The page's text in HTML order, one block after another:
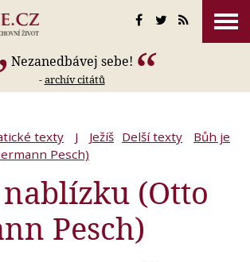
Nezanedbávej sebe!
-archív citátů
texty J Ježíš Delší texty
Bůh je
Pesch)
(Otto
Pesch)